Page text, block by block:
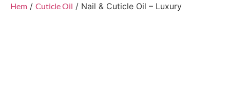
Hem / Cuticle Oil / Nail & Cuticle Oil – Luxury